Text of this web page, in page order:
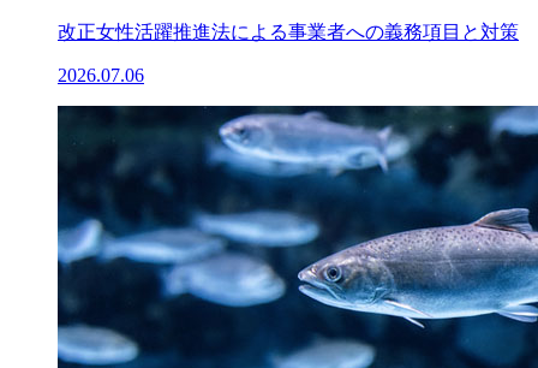
改正女性活躍推進法による事業者への義務項目と対策
2026.07.06